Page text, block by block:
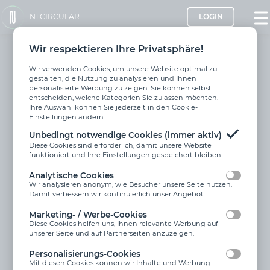
N1 CIRCULAR LOGIN
Boden Check
Site Depot
Site Depot Community
Plant Manager
Sales Manager
Software für
Bauunternehmen
Software für
Baustoffhersteller
Software für Recycler &
Software für Kommunen
Über N1
Kontakt
N1 Circular GmbH
69221 Dossenheim
+49 6221 | 435 525 0
Wir respektieren Ihre Privatsphäre!
Wir verwenden Cookies, um unsere Website optimal zu
gestalten, die Nutzung zu analysieren und Ihnen
personalisierte Werbung zu zeigen. Sie können selbst
entscheiden, welche Kategorien Sie zulassen möchten.
Ihre Auswahl können Sie jederzeit in den Cookie-
Einstellungen ändern.
Unbedingt notwendige Cookies (immer aktiv)
Diese Cookies sind erforderlich, damit unsere Website
funktioniert und Ihre Einstellungen gespeichert bleiben.
Analytische Cookies
Wir analysieren anonym, wie Besucher unsere Seite nutzen.
Damit verbessern wir kontinuierlich unser Angebot.
Marketing- / Werbe-Cookies
Diese Cookies helfen uns, Ihnen relevante Werbung auf
unserer Seite und auf Partnerseiten anzuzeigen.
Personalisierungs-Cookies
Mit diesen Cookies können wir Inhalte und Werbung